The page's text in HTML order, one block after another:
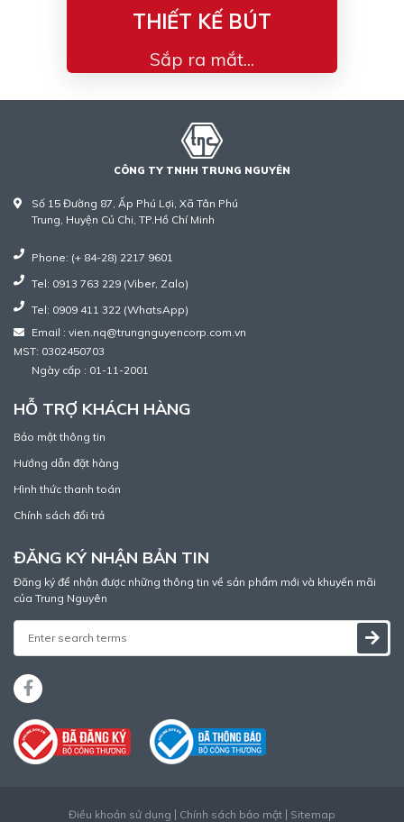
THIẾT KẾ BÚT
Sắp ra mắt...
CÔNG TY TNHH TRUNG NGUYÊN
Số 15 Đường 87, Ấp Phú Lợi, Xã Tân Phú
Trung, Huyện Củ Chi, TP.Hồ Chí Minh
Phone: (+ 84-28) 2217 9601
Tel: 0913 763 229 (Viber, Zalo)
Tel: 0909 411 322 (WhatsApp)
Email : vien.nq@trungnguyencorp.com.vn
MST: 0302450703
Ngày cấp : 01-11-2001
HỖ TRỢ KHÁCH HÀNG
Bảo mật thông tin
Hướng dẫn đặt hàng
Hình thức thanh toán
Chính sách đổi trả
ĐĂNG KÝ NHẬN BẢN TIN
Đăng ký để nhận được những thông tin về sản phẩm mới và khuyến mãi
của Trung Nguyên
Điều khoản sử dụng Chính sách bảo mật Sitemap